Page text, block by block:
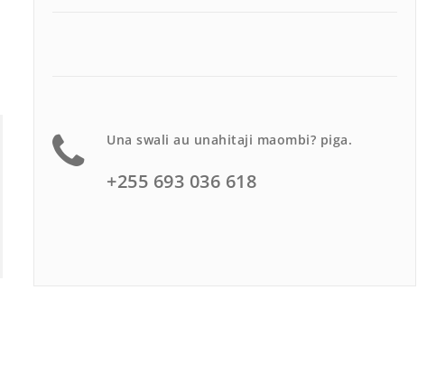
Una swali au unahitaji maombi? piga.
+255 693 036 618